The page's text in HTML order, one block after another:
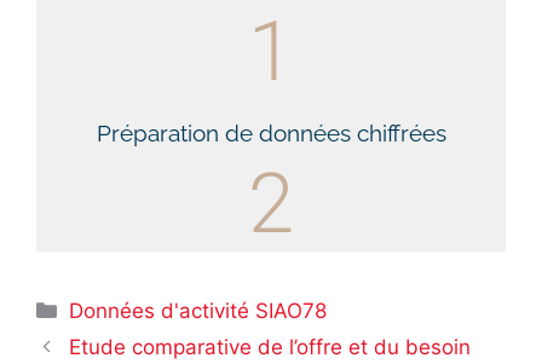
1
Préparation de données chiffrées
2
Données d'activité SIAO78
Etude comparative de l’offre et du besoin